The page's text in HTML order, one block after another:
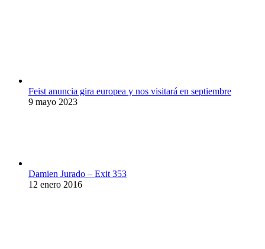
Feist anuncia gira europea y nos visitará en septiembre
9 mayo 2023
Damien Jurado – Exit 353
12 enero 2016